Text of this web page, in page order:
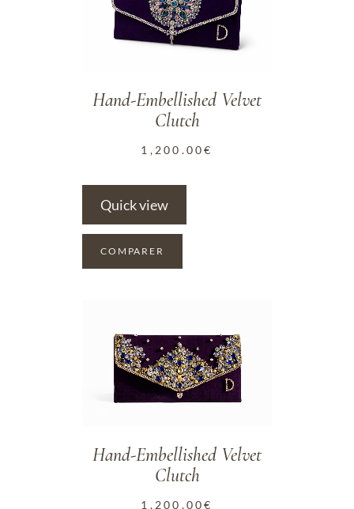
Hand-Embellished Velvet
Clutch
1,200.00€
Quick view
COMPARER
Hand-Embellished Velvet
Clutch
1,200.00€